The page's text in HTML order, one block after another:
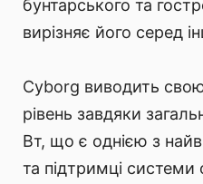
бунтарського та
вирізняє його серед
Cyborg виводить
рівень завдяки
Вт, що є однією з
та підтримці